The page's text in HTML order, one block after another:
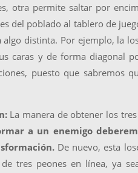
otra permite saltar por
del poblado al tablero de
distinta. Por ejemplo, la
caras y de forma diagonal
puesto que sabremos
La manera de obtener los
a un enemigo
De nuevo, esta
tres peones en línea, ya